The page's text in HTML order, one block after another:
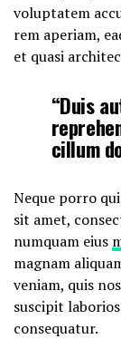
voluptatem
rem aperiam,
et quasi
“Duis
cillum
Neque porro
sit amet,
numquam eius
magnam
veniam, quis
suscipit
consequatur.